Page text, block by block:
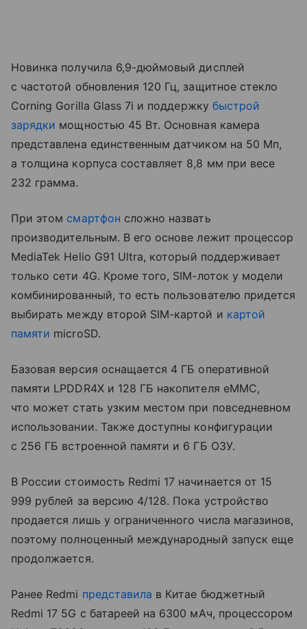
Новинка получила 6,9-дюймовый дисплей
с частотой обновления 120 Гц, защитное стекло
Corning Gorilla Glass 7i и поддержку быстрой
зарядки мощностью 45 Вт. Основная камера
представлена единственным датчиком на 50 Мп,
а толщина корпуса составляет 8,8 мм при весе
232 грамма.
При этом смартфон сложно назвать
производительным. В его основе лежит процессор
MediaTek Helio G91 Ultra, который поддерживает
только сети 4G. Кроме того, SIM-лоток у модели
комбинированный, то есть пользователю придется
выбирать между второй SIM-картой и картой
памяти microSD.
Базовая версия оснащается 4 ГБ оперативной
памяти LPDDR4X и 128 ГБ накопителя eMMC,
что может стать узким местом при повседневном
использовании. Также доступны конфигурации
с 256 ГБ встроенной памяти и 6 ГБ ОЗУ.
В России стоимость Redmi 17 начинается от 15
999 рублей за версию 4/128. Пока устройство
продается лишь у ограниченного числа магазинов,
поэтому полноценный международный запуск еще
продолжается.
Ранее Redmi представила в Китае бюджетный
Redmi 17 5G с батареей на 6300 мАч, процессором